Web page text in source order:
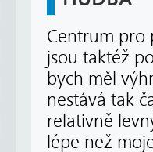
Centrum pro
jsou taktéž
bych měl
nestává tak
relativně
lépe než